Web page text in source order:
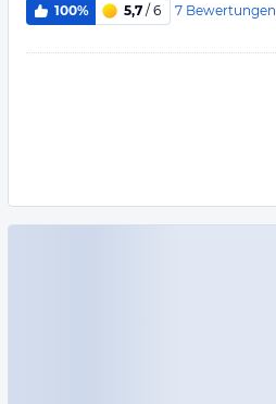
100% 5,7 / 6 7 Bewertungen